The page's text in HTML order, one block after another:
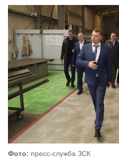
Фото: пресс-служба ЗСК